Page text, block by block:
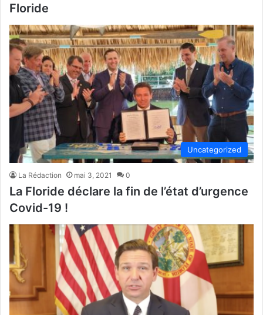
Floride
Uncategorized
La Rédaction mai 3, 2021 0
La Floride déclare la fin de l’état d’urgence
Covid-19 !